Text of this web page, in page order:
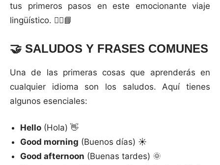
tus primeros pasos en este emocionante viaje
lingüístico. 🚶‍♂️📘
🤝 SALUDOS Y FRASES COMUNES
Una de las primeras cosas que aprenderás en
cualquier idioma son los saludos. Aquí tienes
algunos esenciales:
Hello (Hola) 👋
Good morning (Buenos días) ☀️
Good afternoon (Buenas tardes) 🌞